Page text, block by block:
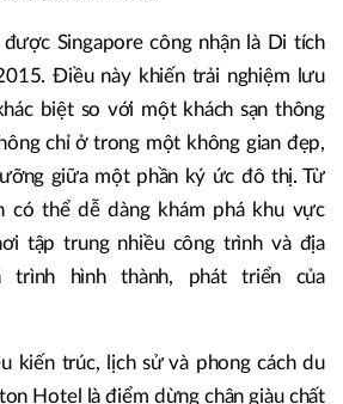
Singapore công nhận là Di tích
Điều này khiến trải nghiệm lưu
biệt so với một khách sạn thông
chỉ ở trong một không gian đẹp,
giữa một phần ký ức đô thị. Từ
có thể dễ dàng khám phá khu vực
tập trung nhiều công trình và địa
trình hình thành, phát triển của
kiến trúc, lịch sử và phong cách du
Hotel là điểm dừng chân giàu chất